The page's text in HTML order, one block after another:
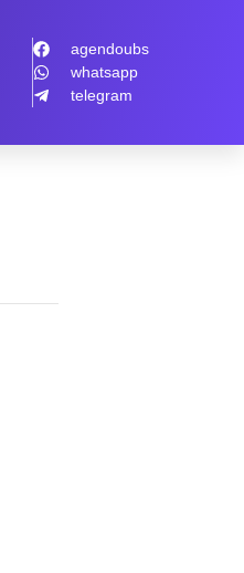
agendoubs
whatsapp
telegram